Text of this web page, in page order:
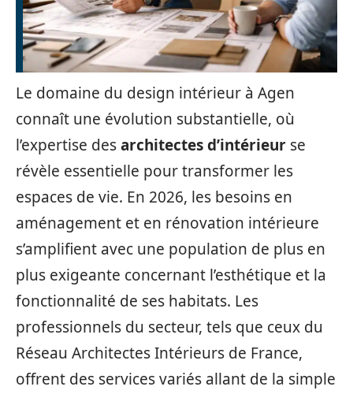
Le domaine du design intérieur à Agen
connaît une évolution substantielle, où
l’expertise desarchitectes d’intérieur se
révèle essentielle pour transformer les
espaces de vie. En 2026, les besoins en
aménagement et en rénovation intérieure
s’amplifient avec une population de plus en
plus exigeante concernant l’esthétique et la
fonctionnalité de ses habitats. Les
professionnels du secteur, tels que ceux du
Réseau Architectes Intérieurs de France,
offrent des services variés allant de la simple